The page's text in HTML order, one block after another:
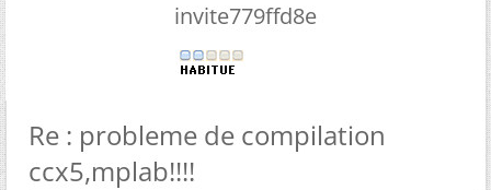
invite779ffd8e
Re : probleme de compilation
ccx5,mplab!!!!